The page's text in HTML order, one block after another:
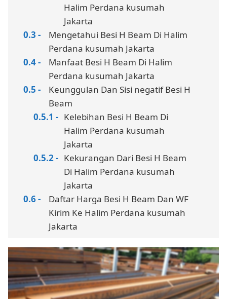
Halim Perdana kusumah
Jakarta
Mengetahui Besi H Beam Di Halim
Perdana kusumah Jakarta
Manfaat Besi H Beam Di Halim
Perdana kusumah Jakarta
Keunggulan Dan Sisi negatif Besi H
Beam
Kelebihan Besi H Beam Di
Halim Perdana kusumah
Jakarta
Kekurangan Dari Besi H Beam
Di Halim Perdana kusumah
Jakarta
Daftar Harga Besi H Beam Dan WF
Kirim Ke Halim Perdana kusumah
Jakarta